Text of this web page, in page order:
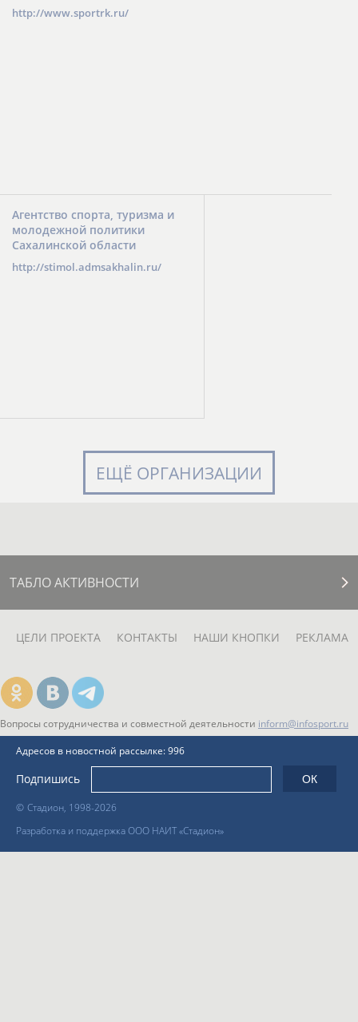
http://www.sportrk.ru/
Агентство спорта, туризма и
молодежной политики
Сахалинской области
http://stimol.admsakhalin.ru/
ЕЩЁ ОРГАНИЗАЦИИ
ТАБЛО АКТИВНОСТИ
ЦЕЛИ ПРОЕКТА КОНТАКТЫ НАШИ КНОПКИ РЕКЛАМА
Вопросы сотрудничества и совместной деятельности inform@infosport.ru
© Стадион, 1998-2026
Разработка и поддержка ООО НАИТ «Стадион»
Адресов в новостной рассылке: 996
Подпишись